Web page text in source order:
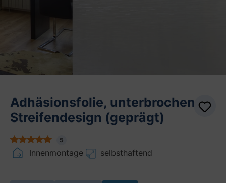
Adhäsionsfolie, unterbrochenes
Streifendesign (geprägt)
5
Innenmontage selbsthaftend